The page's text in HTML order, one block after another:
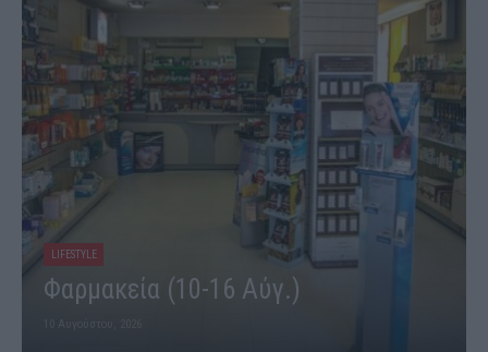
LIFESTYLE
Φαρμακεία (10-16 Αύγ.)